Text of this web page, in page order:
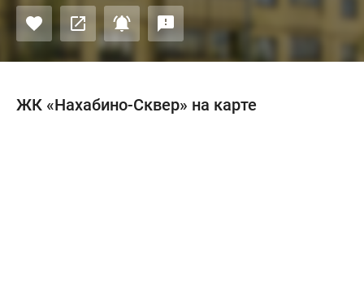
ЖК «Нахабино-Сквер» на карте